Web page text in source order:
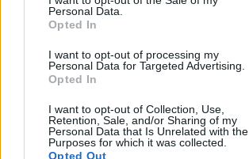
Personal Data.
Opted In
I want to opt-out of processing my
Personal Data for Targeted Advertising.
Opted In
I want to opt-out of Collection, Use,
Retention, Sale, and/or Sharing of my
Personal Data that Is Unrelated with the
Purposes for which it was collected.
Opted Out